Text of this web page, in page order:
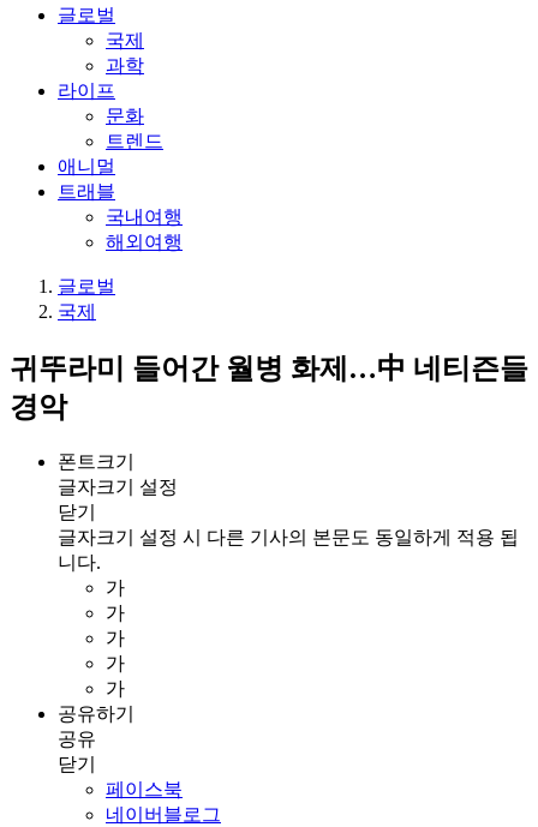
글로벌
국제
과학
라이프
문화
트렌드
애니멀
트래블
국내여행
해외여행
글로벌
국제
귀뚜라미 들어간 월병 화제…中 네티즌들
경악
폰트크기
글자크기 설정
닫기
글자크기 설정 시 다른 기사의 본문도 동일하게 적용 됩
니다.
가
가
가
가
가
공유하기
공유
닫기
페이스북
네이버블로그